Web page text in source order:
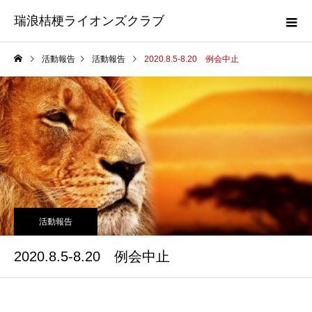
瑞浪桔梗ライオンズクラブ
活動報告 活動報告 2020.8.5-8.20 例会中止
活動報告
2020.8.5-8.20 例会中止